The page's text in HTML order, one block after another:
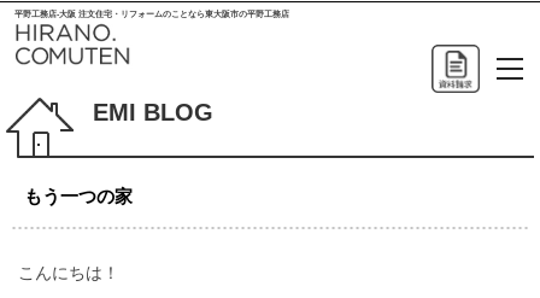
平野工務店-大阪 注文住宅・リフォームのことなら東大阪市の平野工務店
EMI BLOG
もう一つの家
こんにちは！